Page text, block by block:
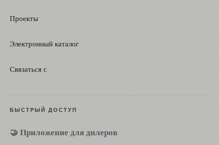
Проекты
Электронный каталог
Связаться с
БЫСТРЫЙ ДОСТУП
🤝 Приложение для дилеров